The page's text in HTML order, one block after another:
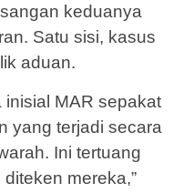
keduanya
Satu sisi, kasus
aduan.
inisial MAR sepakat
yang terjadi secara
Ini tertuang
mereka,”